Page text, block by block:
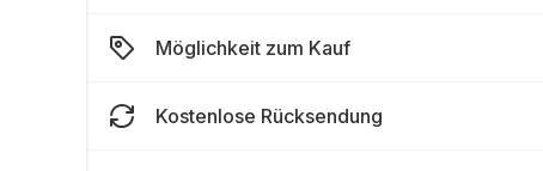
Möglichkeit zum Kauf
Kostenlose Rücksendung